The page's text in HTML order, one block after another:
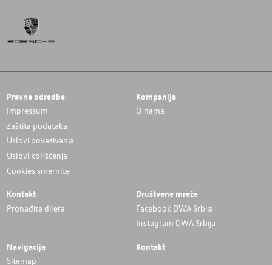
Pravne odredbe
Impressum
Zaštita podataka
Uslovi povezivanja
Uslovi korišćenja
Cookies smernice
Kompanija
O nama
Kontakt
Pronađite dilera
Društvene mreže
Facebook DWA Srbija
Instagram DWA Srbija
Navigacija
Sitemap
Kontakt